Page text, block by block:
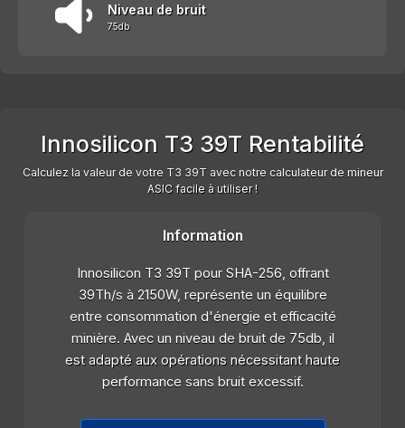
Niveau de bruit
75db
Innosilicon T3 39T Rentabilité
Calculez la valeur de votre T3 39T avec notre calculateur de mineur
ASIC facile à utiliser !
Information
Innosilicon T3 39T pour SHA-256, offrant
39Th/s à 2150W, représente un équilibre
entre consommation d'énergie et efficacité
minière. Avec un niveau de bruit de 75db, il
est adapté aux opérations nécessitant haute
performance sans bruit excessif.